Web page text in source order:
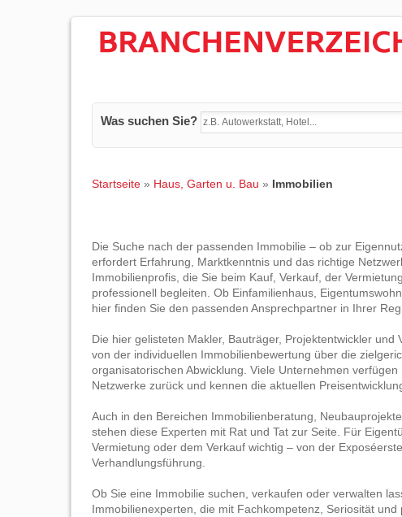
Was suchen Sie?
Startseite » Haus, Garten u. Bau » Immobilien
Die Suche nach der passenden Immobilie – ob zur
erfordert Erfahrung, Marktkenntnis und das richtige
Immobilienprofis, die Sie beim Kauf, Verkauf, der
professionell begleiten. Ob Einfamilienhaus,
hier finden Sie den passenden Ansprechpartner in Ihrer
Die hier gelisteten Makler, Bauträger, Projektentwickler
von der individuellen Immobilienbewertung über die
organisatorischen Abwicklung. Viele Unternehmen
Netzwerke zurück und kennen die aktuellen
Auch in den Bereichen Immobilienberatung,
stehen diese Experten mit Rat und Tat zur Seite. Für
Vermietung oder dem Verkauf wichtig – von der
Verhandlungsführung.
Ob Sie eine Immobilie suchen, verkaufen oder verwalten
Immobilienexperten, die mit Fachkompetenz, Seriosität